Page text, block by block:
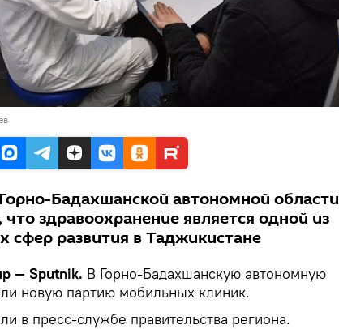
Бадахшанской автономной области
здравоохранение является одной из
сфер развития в Таджикистане
— Sputnik. В Горно-Бадахшанскую автономную
новую партию мобильных клиник.
в пресс-службе правительства региона.